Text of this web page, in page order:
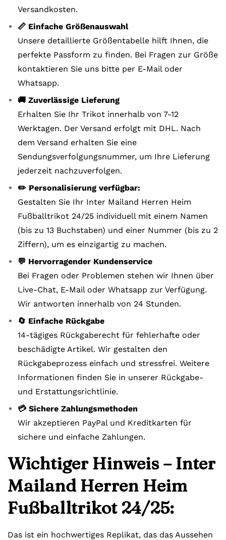
Versandkosten.
📏 Einfache Größenauswahl
Unsere detaillierte Größentabelle hilft Ihnen, die
perfekte Passform zu finden. Bei Fragen zur Größe
kontaktieren Sie uns bitte per E-Mail oder
Whatsapp.
🚚 Zuverlässige Lieferung
Erhalten Sie Ihr Trikot innerhalb von 7-12
Werktagen. Der Versand erfolgt mit DHL. Nach
dem Versand erhalten Sie eine
Sendungsverfolgungsnummer, um Ihre Lieferung
jederzeit nachzuverfolgen.
✏️ Personalisierung verfügbar:
Gestalten Sie Ihr Inter Mailand Herren Heim
Fußballtrikot 24/25 individuell mit einem Namen
(bis zu 13 Buchstaben) und einer Nummer (bis zu 2
Ziffern), um es einzigartig zu machen.
💬 Hervorragender Kundenservice
Bei Fragen oder Problemen stehen wir Ihnen über
Live-Chat, E-Mail oder Whatsapp zur Verfügung.
Wir antworten innerhalb von 24 Stunden.
🔄 Einfache Rückgabe
14-tägiges Rückgaberecht für fehlerhafte oder
beschädigte Artikel. Wir gestalten den
Rückgabeprozess einfach und stressfrei. Weitere
Informationen finden Sie in unserer Rückgabe-
und Erstattungsrichtlinie.
💳 Sichere Zahlungsmethoden
Wir akzeptieren PayPal und Kreditkarten für
sichere und einfache Zahlungen.
Wichtiger Hinweis – Inter
Mailand Herren Heim
Fußballtrikot 24/25:
Das ist ein hochwertiges Replikat, das das Aussehen